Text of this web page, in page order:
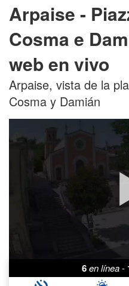
Arpaise -
Cosma e
web en vivo
Arpaise, vista de la
Cosma y Damián
6en línea-